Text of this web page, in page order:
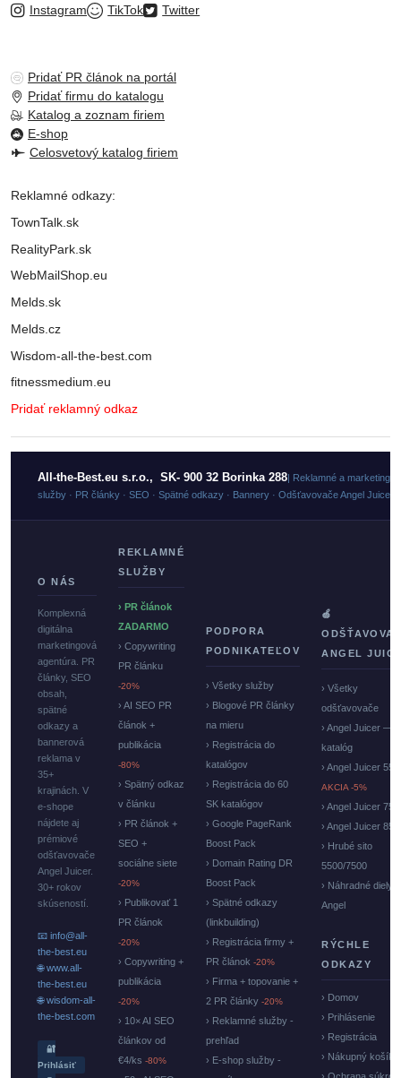
Instagram
TikTok Twitter
Pridať PR článok na portál
Pridať firmu do katalogu
Katalog a zoznam firiem
E-shop
Celosvetový katalog firiem
Reklamné odkazy:
TownTalk.sk
RealityPark.sk
WebMailShop.eu
Melds.sk
Melds.cz
Wisdom-all-the-best.com
fitnessmedium.eu
Pridať reklamný odkaz
All-the-Best.eu s.r.o., SK- 900 32 Borinka 288 | Reklamné a
služby · PR články · SEO · Spätné odkazy · Bannery · Odšťavovače Angel Juicer
O NÁS
Komplexná
digitálna
marketingová
agentúra. PR
články, SEO
obsah,
spätné
odkazy a
bannerová
reklama v
35+
krajinách. V
e-shope
nájdete aj
prémiové
odšťavovače
Angel Juicer.
30+ rokov
skúseností.
📧 info@all-
the-best.eu
🌐 www.all-
the-best.eu
🌐 wisdom-all-
the-best.com
🔐
Prihlásiť
REKLAMNÉ
SLUŽBY
› PR článok
ZADARMO
› Copywriting
PR článku
-20%
› AI SEO PR
článok +
publikácia
-80%
› Spätný odkaz
v článku
› PR článok +
SEO +
sociálne siete
-20%
› Publikovať 1
PR článok
-20%
› Copywriting +
publikácia
-20%
› 10× AI SEO
článkov od
€4/ks -80%
PODPORA
PODNIKATEĽOV
› Všetky služby
› Blogové PR články
na mieru
› Registrácia do
katalógov
› Registrácia do 60
SK katalógov
› Google PageRank
Boost Pack
› Domain Rating DR
Boost Pack
› Spätné odkazy
(linkbuilding)
› Registrácia firmy +
PR článok -20%
› Firma + topovanie +
2 PR články -20%
› Reklamné služby -
prehľad
› E-shop služby -
🍏
ANGEL
› Všetky
odšťavovače
› Angel Juicer —
katalóg
› Angel Juicer
AKCIA -5%
› Angel Juicer
› Angel Juicer
› Hrubé sito
5500/7500
› Náhradné diely
Angel
RÝCHLE
ODKAZY
› Domov
› Prihlásenie
› Registrácia
› Nákupný košík